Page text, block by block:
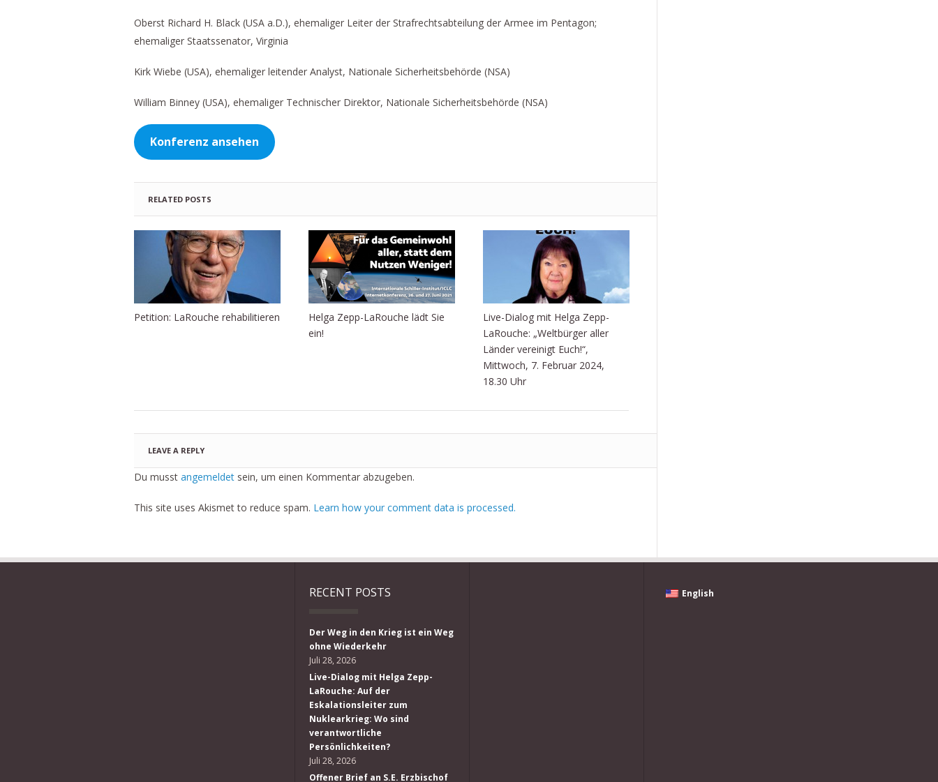
Oberst Richard H. Black (USA a.D.), ehemaliger Leiter der Strafrechtsabteilung der Armee im Pentagon;
ehemaliger Staatssenator, Virginia
Kirk Wiebe (USA), ehemaliger leitender Analyst, Nationale Sicherheitsbehörde (NSA)
William Binney (USA), ehemaliger Technischer Direktor, Nationale Sicherheitsbehörde (NSA)
Konferenz ansehen
RELATED POSTS
Petition: LaRouche rehabilitieren
Helga Zepp-LaRouche lädt Sie
ein!
Live-Dialog mit Helga Zepp-
LaRouche: „Weltbürger aller
Länder vereinigt Euch!“,
Mittwoch, 7. Februar 2024,
18.30 Uhr
LEAVE A REPLY
Du musst angemeldet sein, um einen Kommentar abzugeben.
This site uses Akismet to reduce spam. Learn how your comment data is processed.
RECENT POSTS
Der Weg in den Krieg ist ein Weg
ohne Wiederkehr
Juli 28, 2026
Live-Dialog mit Helga Zepp-
LaRouche: Auf der
Eskalationsleiter zum
Nuklearkrieg: Wo sind
verantwortliche
Persönlichkeiten?
Juli 28, 2026
Offener Brief an S.E. Erzbischof
English